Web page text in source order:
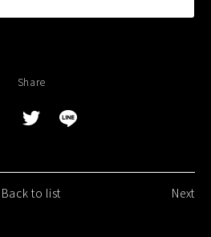
Share
Back to list Next